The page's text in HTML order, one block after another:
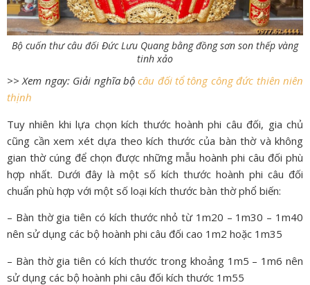
Bộ cuốn thư câu đối Đức Lưu Quang bằng đồng sơn son thếp vàng
tinh xảo
>> Xem ngay: Giải nghĩa bộcâu đối tổ tông công đức thiên niên
thịnh
Tuy nhiên khi lựa chọn kích thước hoành phi câu đối, gia chủ
cũng cần xem xét dựa theo kích thước của bàn thờ và không
gian thờ cúng để chọn được những mẫu hoành phi câu đối phù
hợp nhất. Dưới đây là một số kích thước hoành phi câu đối
chuẩn phù hợp với một số loại kích thước bàn thờ phổ biến:
– Bàn thờ gia tiên có kích thước nhỏ từ 1m20 – 1m30 – 1m40
nên sử dụng các bộ hoành phi câu đối cao 1m2 hoặc 1m35
– Bàn thờ gia tiên có kích thước trong khoảng 1m5 – 1m6 nên
sử dụng các bộ hoành phi câu đối kích thước 1m55